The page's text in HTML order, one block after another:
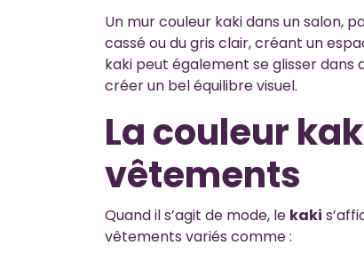
Un mur couleur kaki dans un salon,
cassé ou du gris clair, créant un
kaki peut également se glisser dans
créer un bel équilibre visuel.
La couleur
vêtements
Quand il s’agit de mode, le kaki
vêtements variés comme :